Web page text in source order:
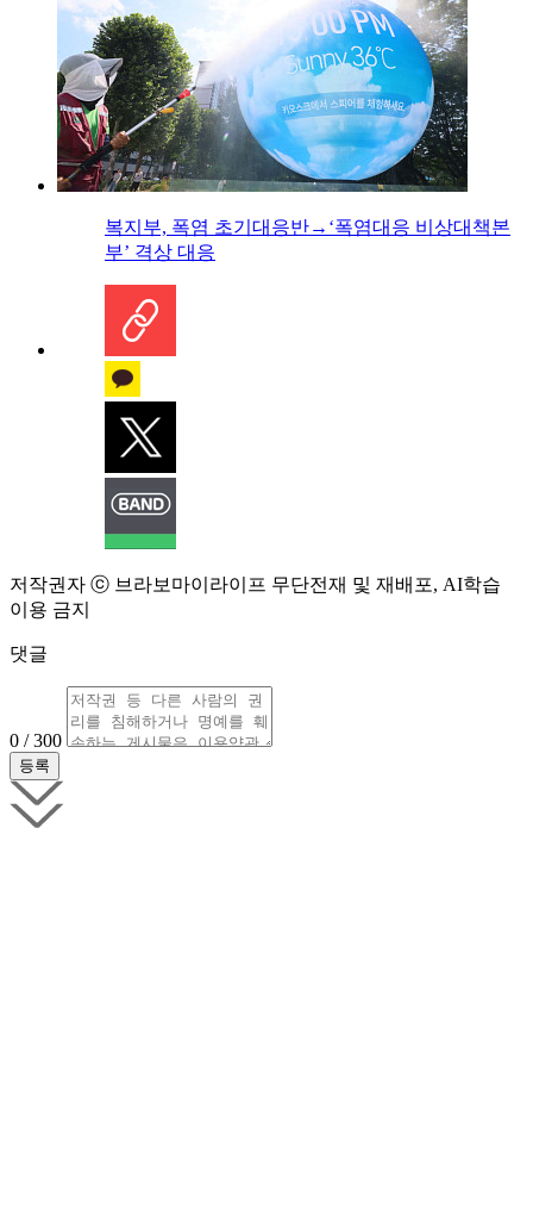
복지부, 폭염 초기대응반→‘폭염대응 비상대책본
부’ 격상 대응
저작권자 ⓒ 브라보마이라이프 무단전재 및 재배포, AI학습
이용 금지
댓글
0 / 300